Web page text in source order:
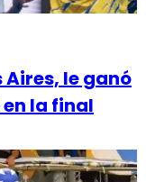
Aires, le ganó
la final